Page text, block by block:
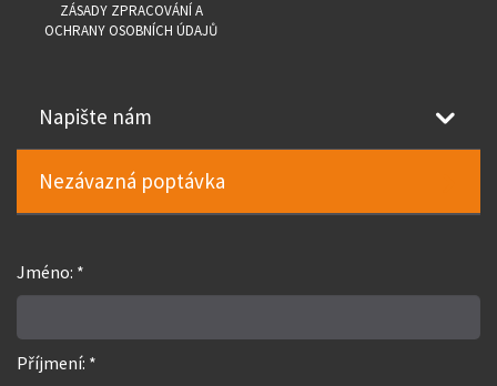
ZÁSADY ZPRACOVÁNÍ A
OCHRANY OSOBNÍCH ÚDAJŮ
Napište nám
Nezávazná poptávka
Jméno: *
Příjmení: *